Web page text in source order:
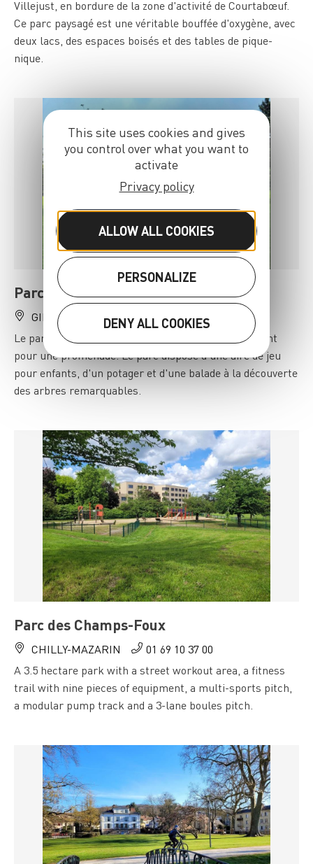
Villejust, en bordure de la zone d'activité de Courtabœuf.
Ce parc paysagé est une véritable bouffée d'oxygène, avec
deux lacs, des espaces boisés et des tables de pique-
nique.
Parc du Château de Belleville
GIF-SUR-YVETTE
01 70 56 52 60
Le parc du Château de Belleville est un lieu charmant
pour une promenade. Le parc dispose d'une aire de jeu
pour enfants, d'un potager et d'une balade à la découverte
des arbres remarquables.
Parc des Champs-Foux
CHILLY-MAZARIN
01 69 10 37 00
A 3.5 hectare park with a street workout area, a fitness
trail with nine pieces of equipment, a multi-sports pitch,
a modular pump track and a 3-lane boules pitch.
This site uses cookies and gives
you control over what you want to
activate
Privacy policy
ALLOW ALL COOKIES
PERSONALIZE
DENY ALL COOKIES